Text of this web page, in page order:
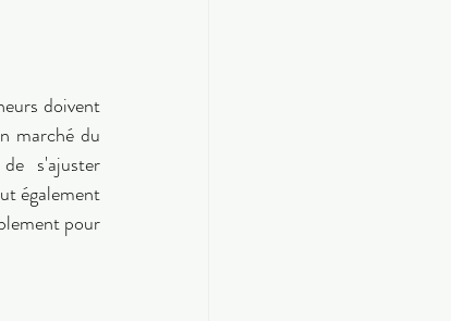
doivent
marché du
s'ajuster
également
pour